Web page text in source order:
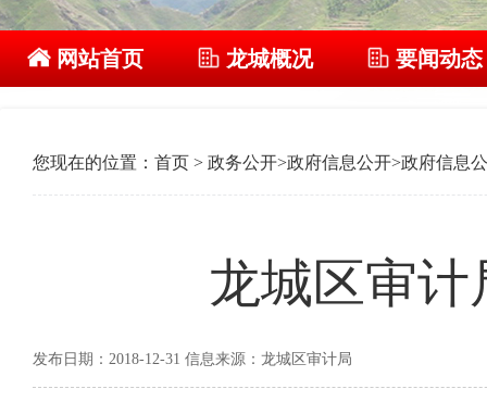
网站首页 龙城概况 要闻动态
您现在的位置： 首页 > 政务公开>政府信息公开>政府信息
龙城区审计
发布日期：2018-12-31 信息来源：龙城区审计局